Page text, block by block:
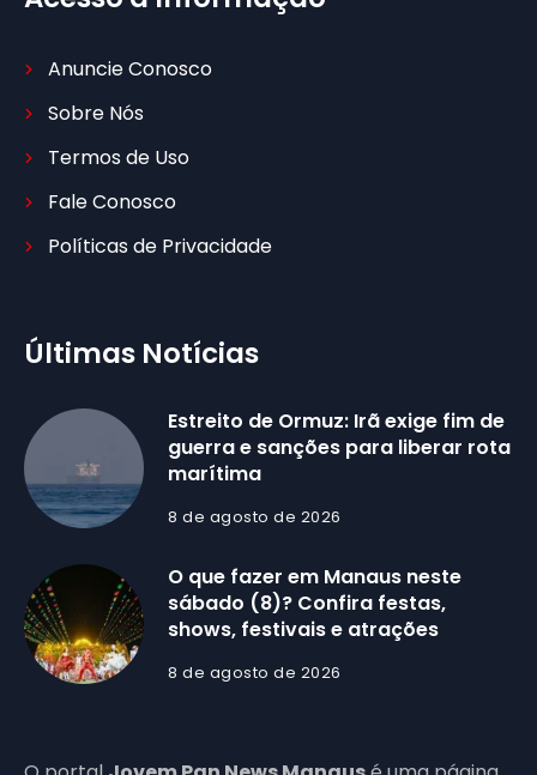
Anuncie Conosco
Sobre Nós
Termos de Uso
Fale Conosco
Políticas de Privacidade
Últimas Notícias
Estreito de Ormuz: Irã exige fim de
guerra e sanções para liberar rota
marítima
8 de agosto de 2026
O que fazer em Manaus neste
sábado (8)? Confira festas,
shows, festivais e atrações
8 de agosto de 2026